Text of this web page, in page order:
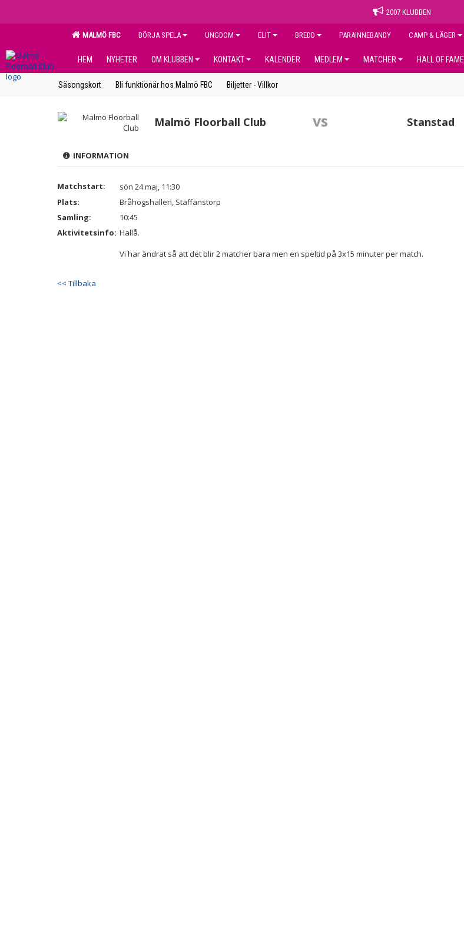
2007 KLUBBEN
MALMÖ FBC BÖRJA SPELA UNGDOM ELIT BREDD PARAINNEBANDY CAMP & LÄGER
HEM NYHETER OM KLUBBEN KONTAKT KALENDER MEDLEM MATCHER HALL OF FAME
Säsongskort Bli funktionär hos Malmö FBC Biljetter - Villkor
Malmö Floorball Club vs Stanstad
INFORMATION
Matchstart:
sön 24 maj, 11:30
Plats:
Bråhögshallen, Staffanstorp
Samling:
10:45
Aktivitetsinfo: Hallå.
Vi har ändrat så att det blir 2 matcher bara men en speltid på 3x15 minuter per match.
<< Tillbaka